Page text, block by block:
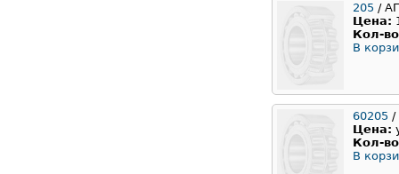
205 /
Цена:
Кол-
В
60205 /
Цена:
Кол-
В